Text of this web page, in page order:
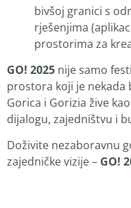
bivšoj granici s
rješenjima
prostorima za
GO! 2025 nije samo
prostora koji je nekada
Gorica i Gorizia žive
dijalogu, zajedništvu i
Doživite nezaboravnu
zajedničke vizije – GO!